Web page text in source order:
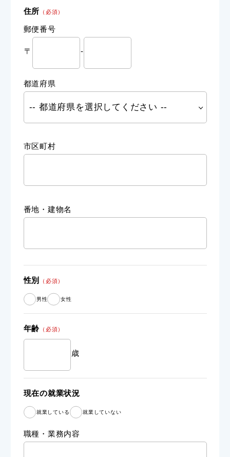
住所 （必須）
郵便番号
〒 -
都道府県
市区町村
番地・建物名
性別 （必須）
男性 女性
年齢 （必須）
歳
現在の就業状況
就業している 就業していない
職種・業務内容